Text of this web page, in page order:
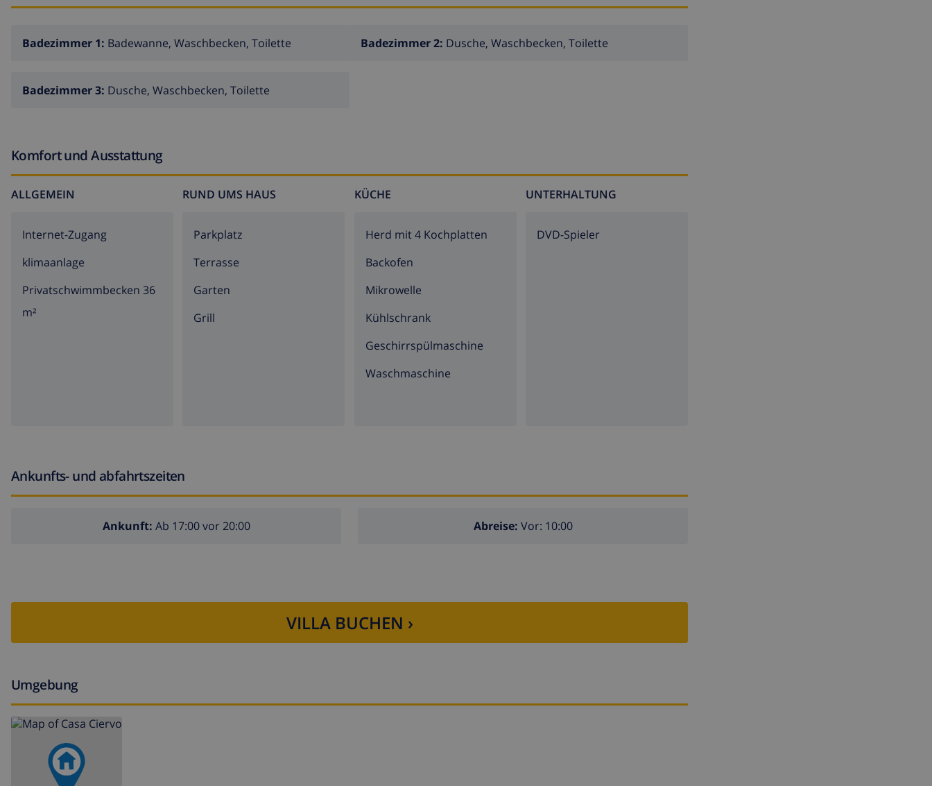
Badezimmer 1: Badewanne, Waschbecken, Toilette Badezimmer 2: Dusche, Waschbecken, Toilette
Badezimmer 3: Dusche, Waschbecken, Toilette
Komfort und Ausstattung
ALLGEMEIN
Internet-Zugang
klimaanlage
Privatschwimmbecken 36
m²
RUND UMS HAUS
Parkplatz
Terrasse
Garten
Grill
KÜCHE
Herd mit 4 Kochplatten
Backofen
Mikrowelle
Kühlschrank
Geschirrspülmaschine
Waschmaschine
UNTERHALTUNG
DVD-Spieler
Ankunfts- und abfahrtszeiten
Ankunft: Ab 17:00 vor 20:00 Abreise: Vor: 10:00
VILLA BUCHEN ›
Umgebung